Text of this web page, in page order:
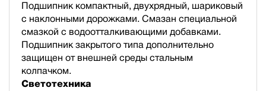
Подшипник компактный, двухрядный, шариковый
с наклонными дорожками. Смазан специальной
смазкой с водоотталкивающими добавками.
Подшипник закрытого типа дополнительно
защищен от внешней среды стальным
колпачком.
Светотехника